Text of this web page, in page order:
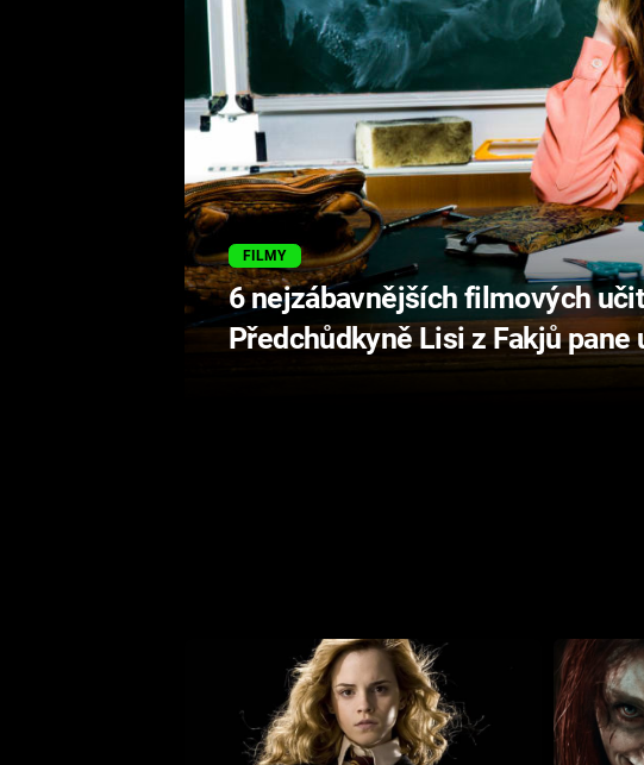
FILMY
6 nejzábavnějších filmových
Předchůdkyně Lisi z Fakjů pane